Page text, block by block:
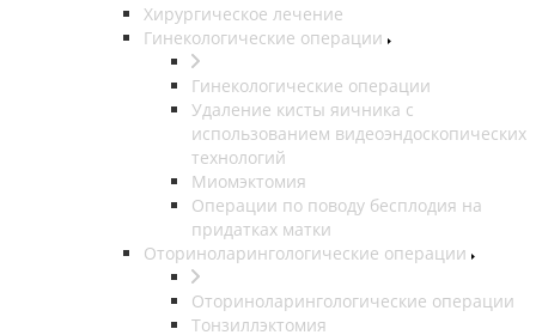
Хирургическое лечение
Гинекологические операции
Гинекологические операции
Удаление кисты яичника с
использованием видеоэндоскопических
технологий
Миомэктомия
Операции по поводу бесплодия на
придатках матки
Оториноларингологические операции
Оториноларингологические операции
Тонзиллэктомия